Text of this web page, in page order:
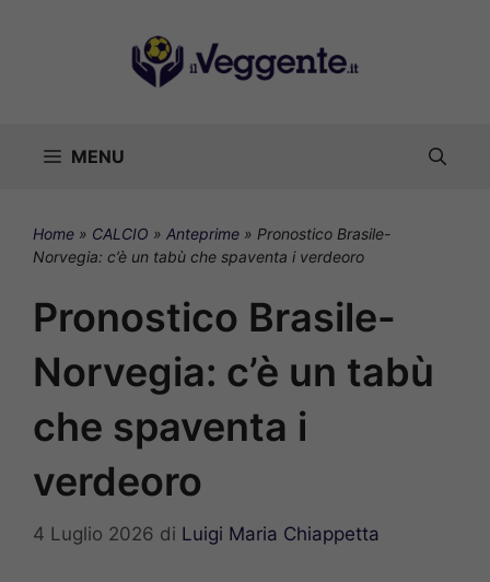
MENU
Home » CALCIO » Anteprime » Pronostico Brasile-
Norvegia: c’è un tabù che spaventa i verdeoro
Pronostico Brasile-
Norvegia: c’è un tabù
che spaventa i
verdeoro
4 Luglio 2026 di Luigi Maria Chiappetta